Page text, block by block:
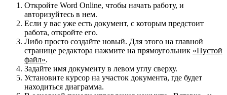
Откройте Word Online, чтобы начать работу, и
авторизуйтесь в нем.
Если у вас уже есть документ, с которым предстоит
работа, откройте его.
Либо просто создайте новый. Для этого на главной
странице редактора нажмите на прямоугольник «Пустой
файл».
Задайте имя документу в левом углу сверху.
Установите курсор на участок документа, где будет
находиться диаграмма.